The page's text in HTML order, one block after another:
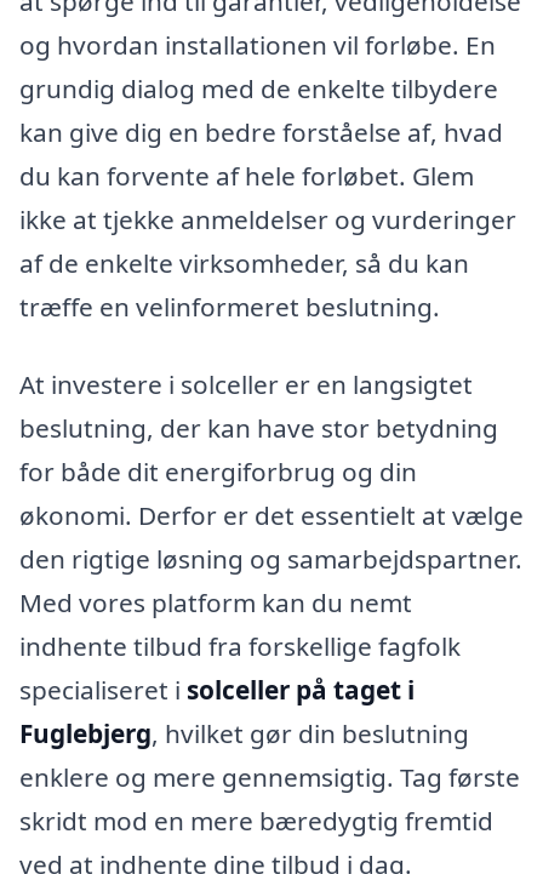
og hvordan installationen vil forløbe. En
grundig dialog med de enkelte tilbydere
kan give dig en bedre forståelse af, hvad
du kan forvente af hele forløbet. Glem
ikke at tjekke anmeldelser og vurderinger
af de enkelte virksomheder, så du kan
træffe en velinformeret beslutning.
At investere i solceller er en langsigtet
beslutning, der kan have stor betydning
for både dit energiforbrug og din
økonomi. Derfor er det essentielt at vælge
den rigtige løsning og samarbejdspartner.
Med vores platform kan du nemt
indhente tilbud fra forskellige fagfolk
specialiseret i solceller på taget i
Fuglebjerg, hvilket gør din beslutning
enklere og mere gennemsigtig. Tag første
skridt mod en mere bæredygtig fremtid
ved at indhente dine tilbud i dag.